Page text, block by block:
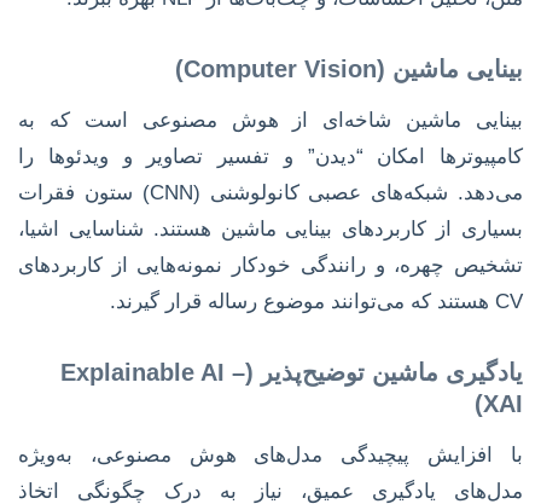
بینایی ماشین (Computer Vision)
بینایی ماشین شاخه‌ای از هوش مصنوعی است که به
کامپیوترها امکان “دیدن” و تفسیر تصاویر و ویدئوها را
می‌دهد. شبکه‌های عصبی کانولوشنی (CNN) ستون فقرات
بسیاری از کاربردهای بینایی ماشین هستند. شناسایی اشیا،
تشخیص چهره، و رانندگی خودکار نمونه‌هایی از کاربردهای
CV هستند که می‌توانند موضوع رساله قرار گیرند.
یادگیری ماشین توضیح‌پذیر (Explainable AI –
XAI)
با افزایش پیچیدگی مدل‌های هوش مصنوعی، به‌ویژه
مدل‌های یادگیری عمیق، نیاز به درک چگونگی اتخاذ